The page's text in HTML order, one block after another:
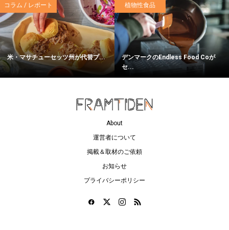
コラム / レポート
米・マサチューセッツ州が代替プ...
植物性食品
デンマークのEndless Food Coが
セ...
About
運営者について
掲載＆取材のご依頼
お知らせ
プライバシーポリシー